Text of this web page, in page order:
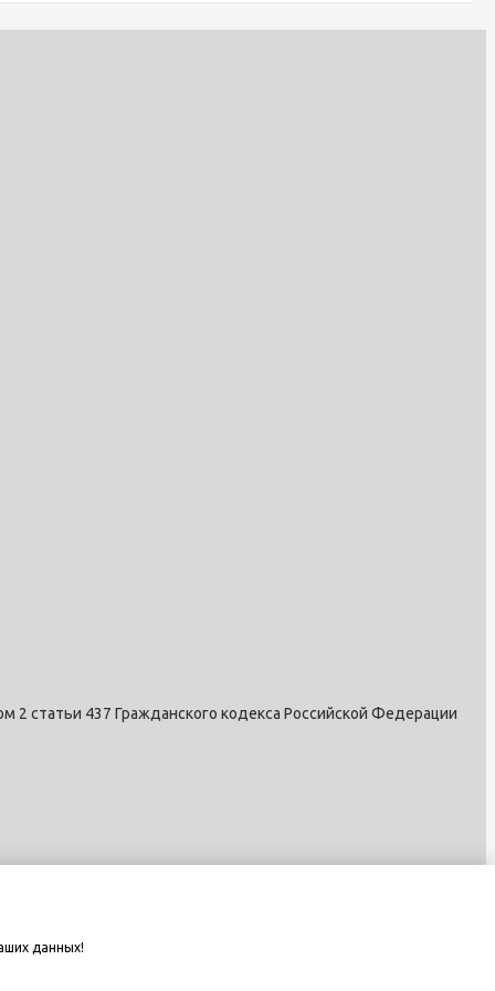
данных!
2 статьи 437 Гражданского кодекса Российской Федерации